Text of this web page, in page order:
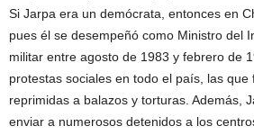
Si Jarpa era un demócrata, entonces en
pues él se desempeñó como Ministro del
militar entre agosto de 1983 y febrero de
protestas sociales en todo el país, las
reprimidas a balazos y torturas. Además,
enviar a numerosos detenidos a los